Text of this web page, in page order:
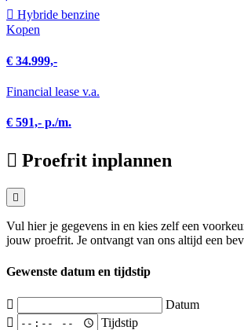
Hybride benzine
Kopen
€ 34.999,-
Financial lease v.a.
€ 591,- p./m.
Proefrit inplannen
Vul hier je gegevens in en kies zelf een
jouw proefrit. Je ontvangt van ons altijd een
Gewenste datum en tijdstip
Datum
Tijdstip